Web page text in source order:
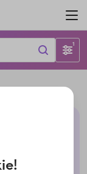
1
den
Eingabe